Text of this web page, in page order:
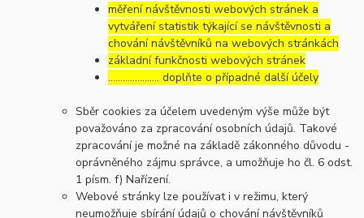
měření návštěvnosti webových stránek a
vytváření statistik týkající se návštěvnosti a
chování návštěvníků na webových stránkách
základní funkčnosti webových stránek
………………… doplňte o případné další účely
Sběr cookies za účelem uvedeným výše může být
považováno za zpracování osobních údajů. Takové
zpracování je možné na základě zákonného důvodu -
oprávněného zájmu správce, a umožňuje ho čl. 6 odst.
1 písm. f) Nařízení.
Webové stránky lze používat i v režimu, který
neumožňuje sbírání údajů o chování návštěvníků